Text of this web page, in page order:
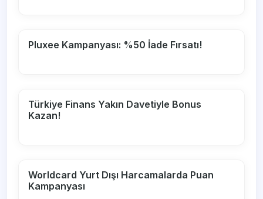
Pluxee Kampanyası: %50 İade Fırsatı!
Türkiye Finans Yakın Davetiyle Bonus
Kazan!
Worldcard Yurt Dışı Harcamalarda Puan
Kampanyası